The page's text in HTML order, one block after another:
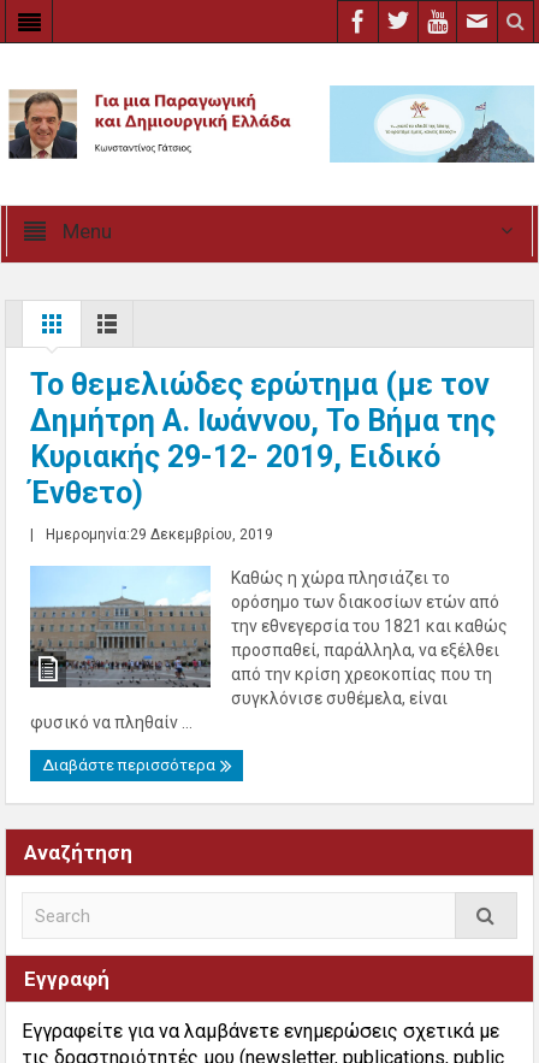
Menu
Το θεμελιώδες ερώτημα (με τον
Δημήτρη Α. Ιωάννου, Το Βήμα της
Κυριακής 29-12- 2019, Ειδικό
Ένθετο)
Ημερομηνία:29 Δεκεμβρίου, 2019
Καθώς η χώρα πλησιάζει το
ορόσημο των διακοσίων ετών από
την εθνεγερσία του 1821 και καθώς
προσπαθεί, παράλληλα, να εξέλθει
από την κρίση χρεοκοπίας που τη
συγκλόνισε συθέμελα, είναι
φυσικό να πληθαίν ...
Διαβάστε περισσότερα
Αναζήτηση
Εγγραφή
Εγγραφείτε για να λαμβάνετε ενημερώσεις σχετικά με
τις δραστηριότητές μου (newsletter, publications, public